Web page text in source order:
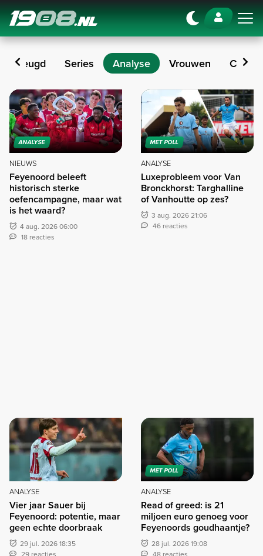
Navigation
Jeugd Series Analyse Vrouwen
Analyse
ANALYSE
NIEUWS
Feyenoord beleeft
historisch sterke
oefencampagne, maar wat
is het waard?
4 aug. 2026 06:00
18 reacties
MET POLL
ANALYSE
Luxeprobleem voor Van
Bronckhorst: Targhalline
of Vanhoutte op zes?
3 aug. 2026 21:06
46 reacties
ANALYSE
Vier jaar Sauer bij
Feyenoord: potentie, maar
geen echte doorbraak
29 jul. 2026 18:35
MET POLL
ANALYSE
Read of greed: is 21
miljoen euro genoeg voor
Feyenoords goudhaantje?
28 jul. 2026 19:08